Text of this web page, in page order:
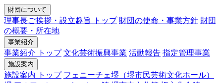
財団について
理事長ご挨拶・設立趣旨 トップ 財団の使命・事業方針 財団
の概要・所在地
事業紹介
事業紹介 トップ 文化芸術振興事業 活動報告 指定管理事業
施設案内
施設案内 トップ フェニーチェ堺（堺市民芸術文化ホール）